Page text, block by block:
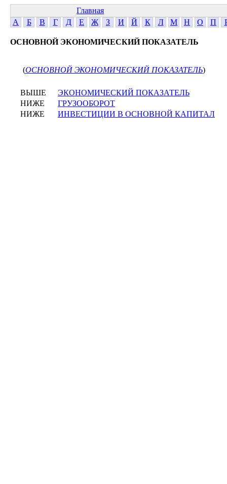
Главная
А
Б В Г Д Е Ж З И Й К Л М Н О П
ОСНОВНОЙ ЭКОНОМИЧЕСКИЙ ПОКАЗАТЕЛЬ
(ОСНОВНОЙ ЭКОНОМИЧЕСКИЙ ПОКАЗАТЕЛЬ)
ВЫШЕ
ЭКОНОМИЧЕСКИЙ ПОКАЗАТЕЛЬ
НИЖЕ
ГРУЗООБОРОТ
НИЖЕ
ИНВЕСТИЦИИ В ОСНОВНОЙ КАПИТАЛ